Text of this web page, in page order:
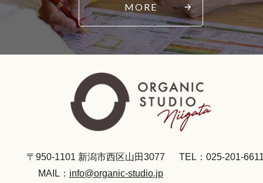
MORE
〒950-1101 新潟市西区山田3077
TEL：025-201-
MAIL： info@organic-studio.jp